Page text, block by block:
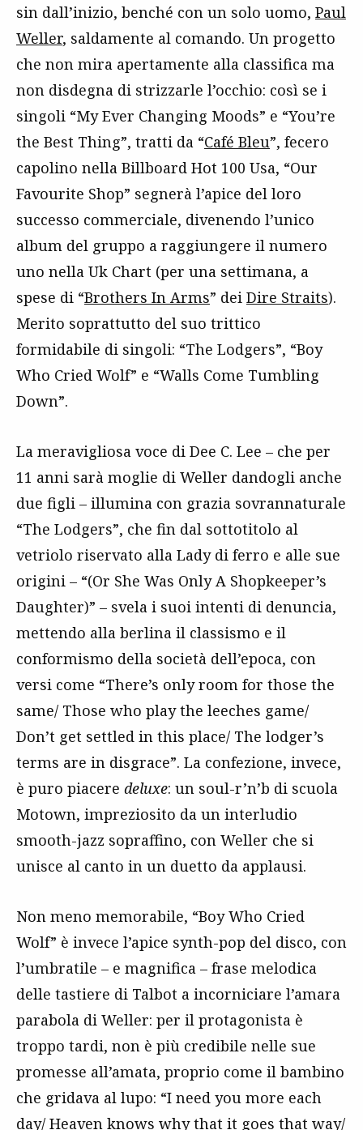
sin dall’inizio, benché con un solo uomo, Paul
Weller, saldamente al comando. Un progetto
che non mira apertamente alla classifica ma
non disdegna di strizzarle l’occhio: così se i
singoli “My Ever Changing Moods” e “You’re
the Best Thing”, tratti da “Café Bleu”, fecero
capolino nella Billboard Hot 100 Usa, “Our
Favourite Shop” segnerà l’apice del loro
successo commerciale, divenendo l’unico
album del gruppo a raggiungere il numero
uno nella Uk Chart (per una settimana, a
spese di “Brothers In Arms” dei Dire Straits).
Merito soprattutto del suo trittico
formidabile di singoli: “The Lodgers”, “Boy
Who Cried Wolf” e “Walls Come Tumbling
Down”.
La meravigliosa voce di Dee C. Lee – che per
11 anni sarà moglie di Weller dandogli anche
due figli – illumina con grazia sovrannaturale
“The Lodgers”, che fin dal sottotitolo al
vetriolo riservato alla Lady di ferro e alle sue
origini – “(Or She Was Only A Shopkeeper’s
Daughter)” – svela i suoi intenti di denuncia,
mettendo alla berlina il classismo e il
conformismo della società dell’epoca, con
versi come “There’s only room for those the
same/ Those who play the leeches game/
Don’t get settled in this place/ The lodger’s
terms are in disgrace”. La confezione, invece,
è puro piacere deluxe: un soul-r’n’b di scuola
Motown, impreziosito da un interludio
smooth-jazz sopraffino, con Weller che si
unisce al canto in un duetto da applausi.
Non meno memorabile, “Boy Who Cried
Wolf” è invece l’apice synth-pop del disco, con
l’umbratile – e magnifica – frase melodica
delle tastiere di Talbot a incorniciare l’amara
parabola di Weller: per il protagonista è
troppo tardi, non è più credibile nelle sue
promesse all’amata, proprio come il bambino
che gridava al lupo: “I need you more each
day/ Heaven knows why that it goes that way/